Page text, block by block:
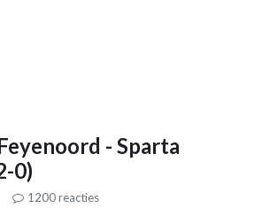
- Sparta
0)
1200reacties